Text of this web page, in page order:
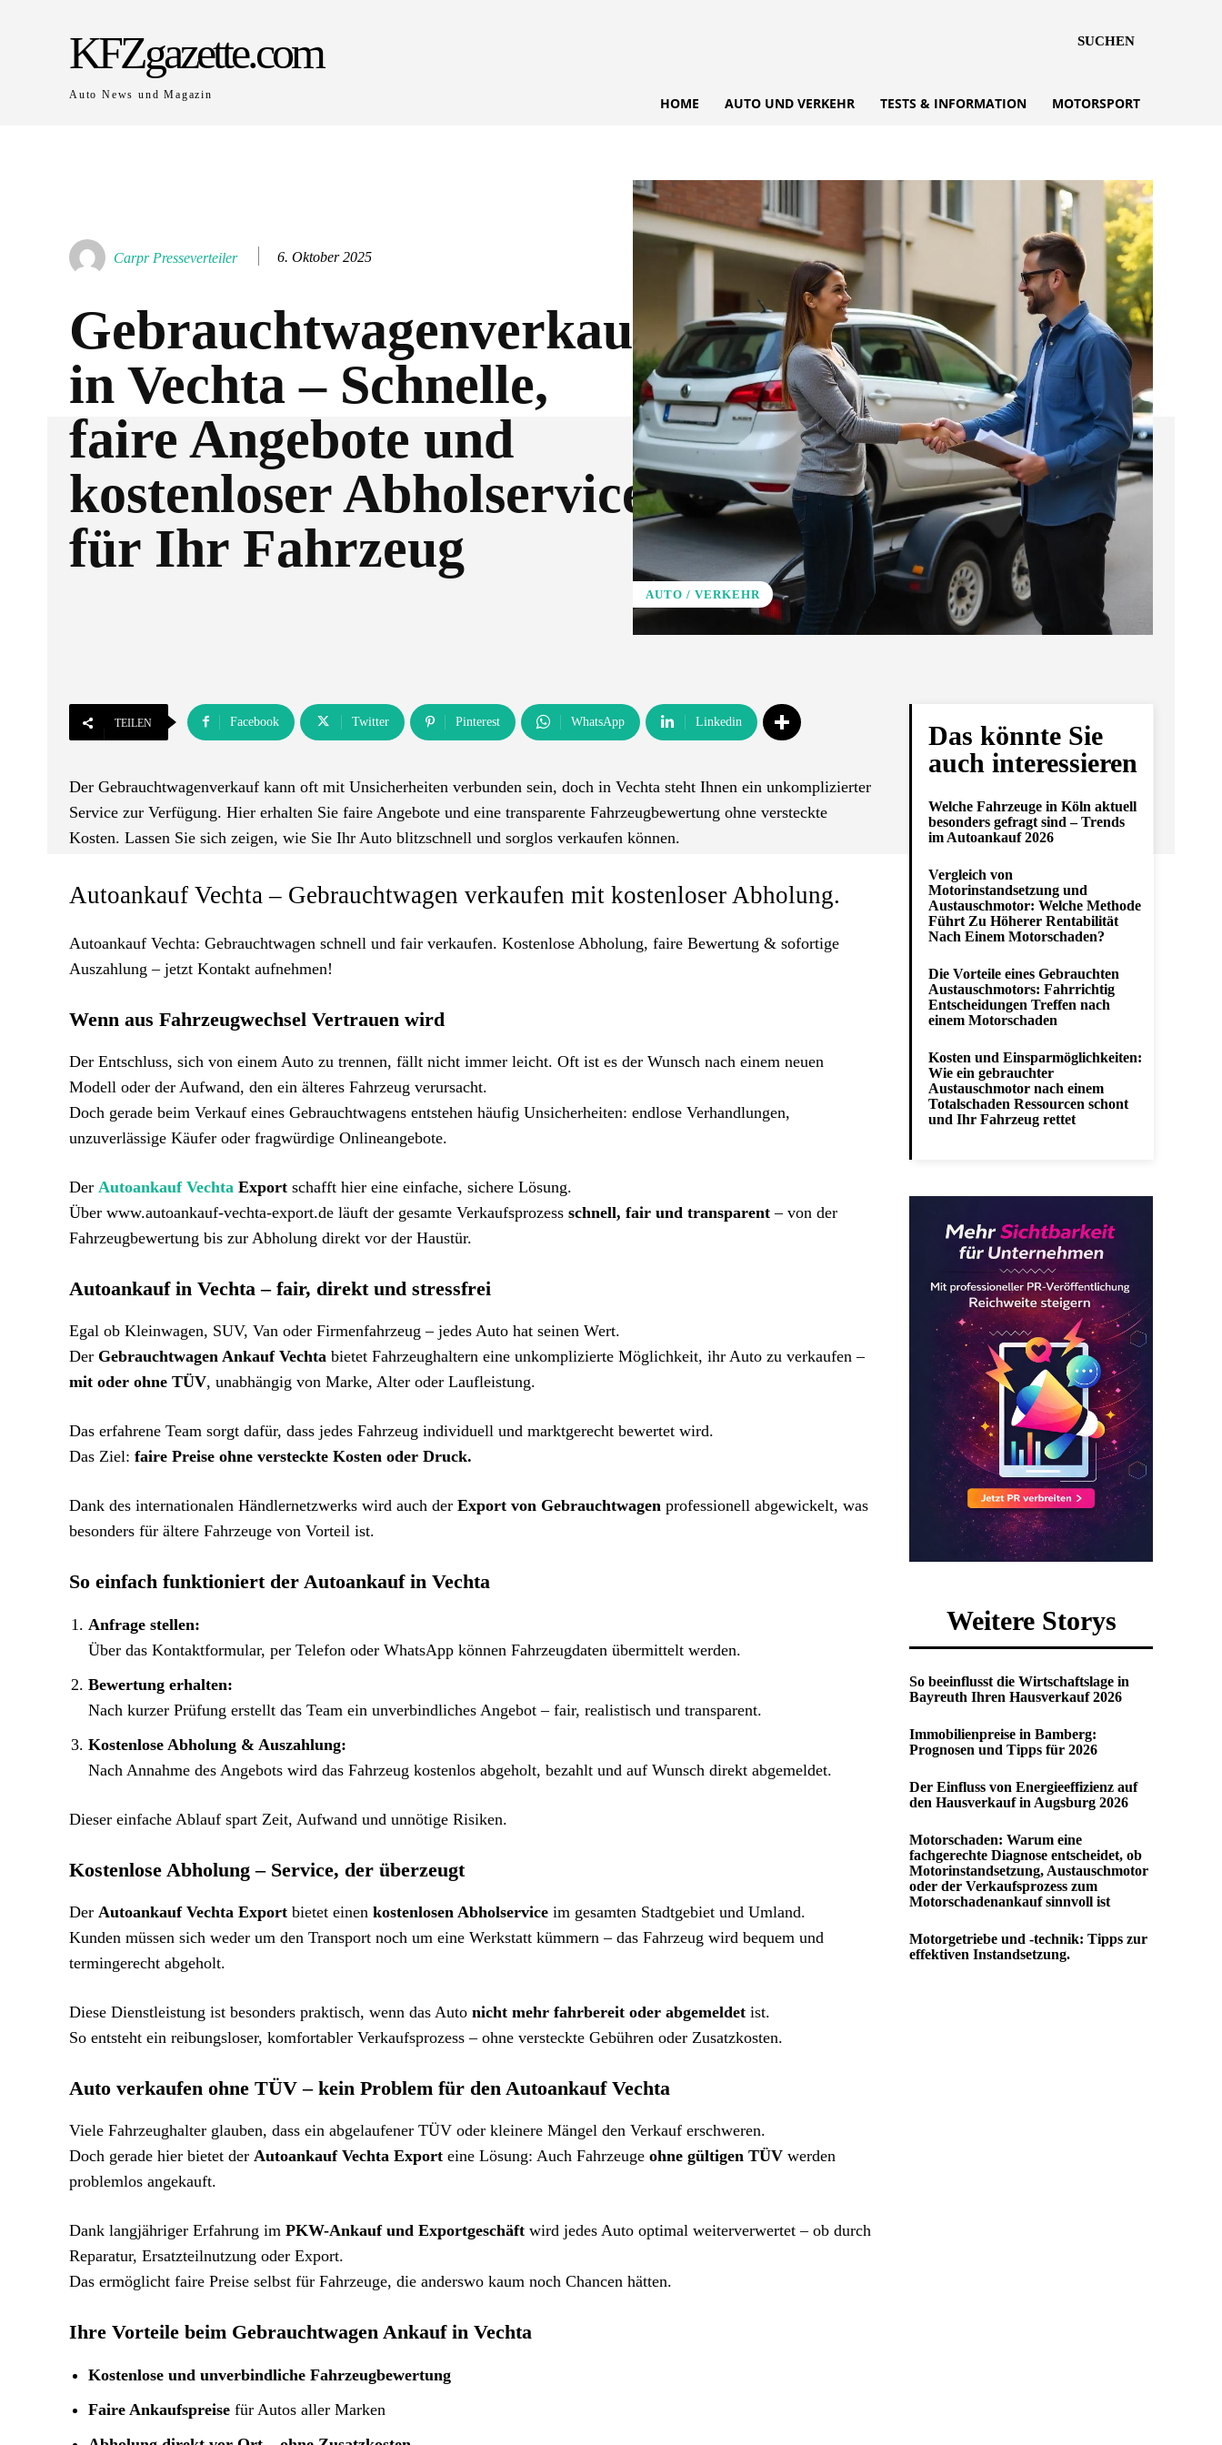
KFZgazette.com
Auto News und Magazin
SUCHEN
HOME AUTO UND VERKEHR TESTS & INFORMATION MOTORSPORT
Carpr Presseverteiler 6. Oktober 2025
Gebrauchtwagenverkauf
in Vechta – Schnelle,
faire Angebote und
kostenloser Abholservice
für Ihr Fahrzeug
AUTO / VERKEHR
TEILEN Facebook Twitter Pinterest WhatsApp Linkedin
Der Gebrauchtwagenverkauf kann oft mit Unsicherheiten verbunden sein, doch in Vechta steht Ihnen ein unkomplizierter
Service zur Verfügung. Hier erhalten Sie faire Angebote und eine transparente Fahrzeugbewertung ohne versteckte
Kosten. Lassen Sie sich zeigen, wie Sie Ihr Auto blitzschnell und sorglos verkaufen können.
Autoankauf Vechta – Gebrauchtwagen verkaufen mit kostenloser Abholung.
Autoankauf Vechta: Gebrauchtwagen schnell und fair verkaufen. Kostenlose Abholung, faire Bewertung & sofortige
Auszahlung – jetzt Kontakt aufnehmen!
Wenn aus Fahrzeugwechsel Vertrauen wird
Der Entschluss, sich von einem Auto zu trennen, fällt nicht immer leicht. Oft ist es der Wunsch nach einem neuen
Modell oder der Aufwand, den ein älteres Fahrzeug verursacht.
Doch gerade beim Verkauf eines Gebrauchtwagens entstehen häufig Unsicherheiten: endlose Verhandlungen,
unzuverlässige Käufer oder fragwürdige Onlineangebote.
Der Autoankauf Vechta Export schafft hier eine einfache, sichere Lösung.
Über www.autoankauf-vechta-export.de läuft der gesamte Verkaufsprozess schnell, fair und transparent – von der
Fahrzeugbewertung bis zur Abholung direkt vor der Haustür.
Autoankauf in Vechta – fair, direkt und stressfrei
Egal ob Kleinwagen, SUV, Van oder Firmenfahrzeug – jedes Auto hat seinen Wert.
Der Gebrauchtwagen Ankauf Vechta bietet Fahrzeughaltern eine unkomplizierte Möglichkeit, ihr Auto zu verkaufen –
mit oder ohne TÜV, unabhängig von Marke, Alter oder Laufleistung.
Das erfahrene Team sorgt dafür, dass jedes Fahrzeug individuell und marktgerecht bewertet wird.
Das Ziel: faire Preise ohne versteckte Kosten oder Druck.
Dank des internationalen Händlernetzwerks wird auch der Export von Gebrauchtwagen professionell abgewickelt, was
besonders für ältere Fahrzeuge von Vorteil ist.
So einfach funktioniert der Autoankauf in Vechta
Anfrage stellen:
Über das Kontaktformular, per Telefon oder WhatsApp können Fahrzeugdaten übermittelt werden.
Bewertung erhalten:
Nach kurzer Prüfung erstellt das Team ein unverbindliches Angebot – fair, realistisch und transparent.
Kostenlose Abholung & Auszahlung:
Nach Annahme des Angebots wird das Fahrzeug kostenlos abgeholt, bezahlt und auf Wunsch direkt abgemeldet.
Dieser einfache Ablauf spart Zeit, Aufwand und unnötige Risiken.
Kostenlose Abholung – Service, der überzeugt
Der Autoankauf Vechta Export bietet einen kostenlosen Abholservice im gesamten Stadtgebiet und Umland.
Kunden müssen sich weder um den Transport noch um eine Werkstatt kümmern – das Fahrzeug wird bequem und
termingerecht abgeholt.
Diese Dienstleistung ist besonders praktisch, wenn das Auto nicht mehr fahrbereit oder abgemeldet ist.
So entsteht ein reibungsloser, komfortabler Verkaufsprozess – ohne versteckte Gebühren oder Zusatzkosten.
Auto verkaufen ohne TÜV – kein Problem für den Autoankauf Vechta
Viele Fahrzeughalter glauben, dass ein abgelaufener TÜV oder kleinere Mängel den Verkauf erschweren.
Doch gerade hier bietet der Autoankauf Vechta Export eine Lösung: Auch Fahrzeuge ohne gültigen TÜV werden
problemlos angekauft.
Dank langjähriger Erfahrung im PKW-Ankauf und Exportgeschäft wird jedes Auto optimal weiterverwertet – ob durch
Reparatur, Ersatzteilnutzung oder Export.
Das ermöglicht faire Preise selbst für Fahrzeuge, die anderswo kaum noch Chancen hätten.
Ihre Vorteile beim Gebrauchtwagen Ankauf in Vechta
Kostenlose und unverbindliche Fahrzeugbewertung
Faire Ankaufspreise für Autos aller Marken
Das könnte Sie
auch interessieren
Welche Fahrzeuge in Köln aktuell
besonders gefragt sind – Trends
im Autoankauf 2026
Vergleich von
Motorinstandsetzung und
Austauschmotor: Welche Methode
Führt Zu Höherer Rentabilität
Nach Einem Motorschaden?
Die Vorteile eines Gebrauchten
Austauschmotors: Fahrrichtig
Entscheidungen Treffen nach
einem Motorschaden
Kosten und Einsparmöglichkeiten:
Wie ein gebrauchter
Austauschmotor nach einem
Totalschaden Ressourcen schont
und Ihr Fahrzeug rettet
Weitere Storys
So beeinflusst die Wirtschaftslage in
Bayreuth Ihren Hausverkauf 2026
Immobilienpreise in Bamberg:
Prognosen und Tipps für 2026
Der Einfluss von Energieeffizienz auf
den Hausverkauf in Augsburg 2026
Motorschaden: Warum eine
fachgerechte Diagnose entscheidet, ob
Motorinstandsetzung, Austauschmotor
oder der Verkaufsprozess zum
Motorschadenankauf sinnvoll ist
Motorgetriebe und -technik: Tipps zur
effektiven Instandsetzung.